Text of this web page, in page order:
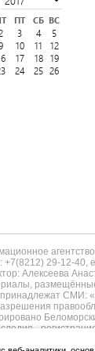
ПТ СБ ВС
3 4
5
10 11
12
17 18
19
24 25 26
+7(8212) 29-12-40,
Алексеева
размещённые
СМИ:
-